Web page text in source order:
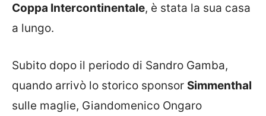
Coppa Intercontinentale, è stata la sua casa
a lungo.
Subito dopo il periodo di Sandro Gamba,
quando arrivò lo storico sponsor Simmenthal
sulle maglie, Giandomenico Ongaro